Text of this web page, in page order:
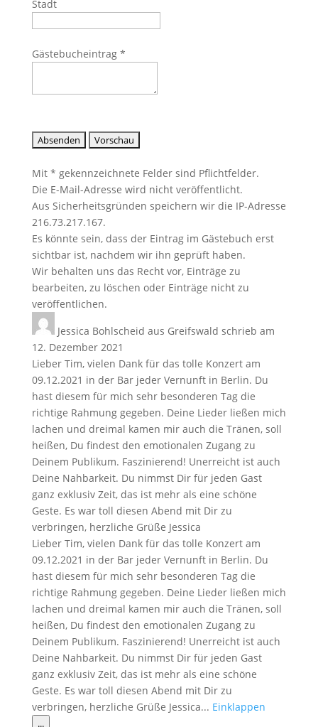
Stadt
Gästebucheintrag *
Mit * gekennzeichnete Felder sind Pflichtfelder.
Die E-Mail-Adresse wird nicht veröffentlicht.
Aus Sicherheitsgründen speichern wir die IP-Adresse
216.73.217.167.
Es könnte sein, dass der Eintrag im Gästebuch erst
sichtbar ist, nachdem wir ihn geprüft haben.
Wir behalten uns das Recht vor, Einträge zu
bearbeiten, zu löschen oder Einträge nicht zu
veröffentlichen.
Jessica Bohlscheid aus Greifswald schrieb am
12. Dezember 2021
Lieber Tim, vielen Dank für das tolle Konzert am
09.12.2021 in der Bar jeder Vernunft in Berlin. Du
hast diesem für mich sehr besonderen Tag die
richtige Rahmung gegeben. Deine Lieder ließen mich
lachen und dreimal kamen mir auch die Tränen, soll
heißen, Du findest den emotionalen Zugang zu
Deinem Publikum. Faszinierend! Unerreicht ist auch
Deine Nahbarkeit. Du nimmst Dir für jeden Gast
ganz exklusiv Zeit, das ist mehr als eine schöne
Geste. Es war toll diesen Abend mit Dir zu
verbringen, herzliche Grüße Jessica
Lieber Tim, vielen Dank für das tolle Konzert am
09.12.2021 in der Bar jeder Vernunft in Berlin. Du
hast diesem für mich sehr besonderen Tag die
richtige Rahmung gegeben. Deine Lieder ließen mich
lachen und dreimal kamen mir auch die Tränen, soll
heißen, Du findest den emotionalen Zugang zu
Deinem Publikum. Faszinierend! Unerreicht ist auch
Deine Nahbarkeit. Du nimmst Dir für jeden Gast
ganz exklusiv Zeit, das ist mehr als eine schöne
Geste. Es war toll diesen Abend mit Dir zu
verbringen, herzliche Grüße Jessica... Einklappen
...Diese